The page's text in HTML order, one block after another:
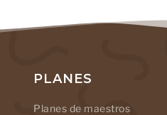
PLANES
Planes de maestros